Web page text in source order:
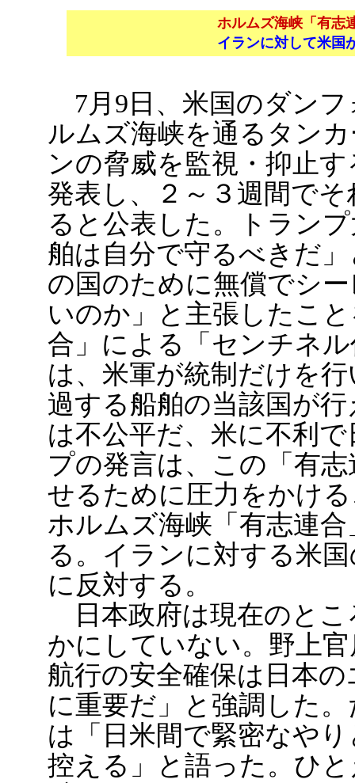
ホルムズ海峡「有志
イランに対して米国
7月9日、米国のダンフ
ルムズ海峡を通るタン
ンの脅威を監視・抑止
発表し、２～３週間で
ると公表した。トラン
舶は自分で守るべきだ
の国のために無償でシ
いのか」と主張したこ
合」による「センチネ
は、米軍が統制だけを
過する船舶の当該国が
は不公平だ、米に不利
プの発言は、この「有
せるために圧力をかけ
ホルムズ海峡「有志連
る。イランに対する米
に反対する。
日本政府は現在のとこ
かにしていない。野上
航行の安全確保は日本
に重要だ」と強調した
は「日米間で緊密なや
控える」と語った。ひ